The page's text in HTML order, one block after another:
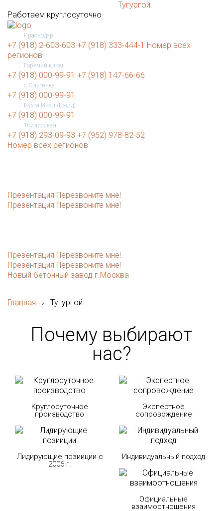
Тугургой
Работаем круглосуточно
Краснодар
+7 (918) 2-603-603 +7 (918) 333-444-1 Номeр всех
регионов
Горячий ключ
+7 (918) 000-99-91 +7 (918) 147-66-66
с.Ольгинка
+7 (918) 000-99-91
Бухта Инал (Бжид)
+7 (918) 000-99-91
Тбилисская
+7 (918) 293-09-93 +7 (952) 978-82-52
Номeр всех регионов
Презентация Перезвоните мне!
Презентация Перезвоните мне!
Презентация Перезвоните мне!
Презентация Перезвоните мне!
Новый бетонный завод г.Москва
Главная › Тугургой
Почему выбирают
нас?
Круглосуточное
производство
Экспертное
сопровождение
Лидирующие позииции с
2006 г.
Индивидуальный подход
Официальные
взаимоотношения